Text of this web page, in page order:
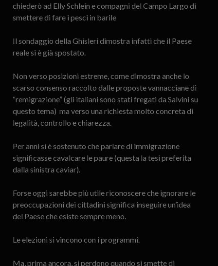
chiederò ad Elly Schlein e compagni del Campo Largo di
smettere di fare i pesci in barile
Il sondaggio della Ghisleri dimostra infatti che il Paese
reale si è già spostato.
Non verso posizioni estreme, come dimostra anche lo
scarso consenso raccolto dalle proposte vannacciane di
“remigrazione” (gli italiani sono stati fregati da Salvini su
questo tema) ma verso una richiesta molto concreta di
legalità, controllo e chiarezza.
Per anni si è sostenuto che parlare di immigrazione
significasse cavalcare le paure (questa la tesi preferita
dalla sinistra caviar).
Forse oggi sarebbe più utile riconoscere che ignorare le
preoccupazioni dei cittadini significa inseguire un’idea
del Paese che esiste sempre meno.
Le elezioni si vincono con i programmi.
Ma, prima ancora, si perdono quando si smette di